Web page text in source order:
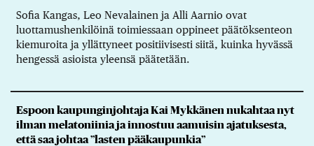
Sofia Kangas, Leo Nevalainen ja Alli Aarnio ovat
luottamushenkilöinä toimiessaan oppineet päätöksenteon
kiemuroita ja yllättyneet positiivisesti siitä, kuinka hyvässä
hengessä asioista yleensä päätetään.
Espoon kaupunginjohtaja Kai Mykkänen nukahtaa nyt
ilman melatoniinia ja innostuu aamuisin ajatuksesta,
että saa johtaa ”lasten pääkaupunkia”